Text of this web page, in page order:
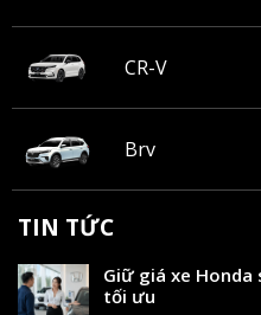
CR-V
Brv
TIN TỨC
Giữ giá xe Honda
tối ưu